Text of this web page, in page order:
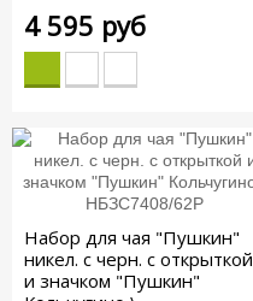
4 595 руб
Набор для чая "Пушкин"
никел. с черн. с открыткой
и значком "Пушкин"